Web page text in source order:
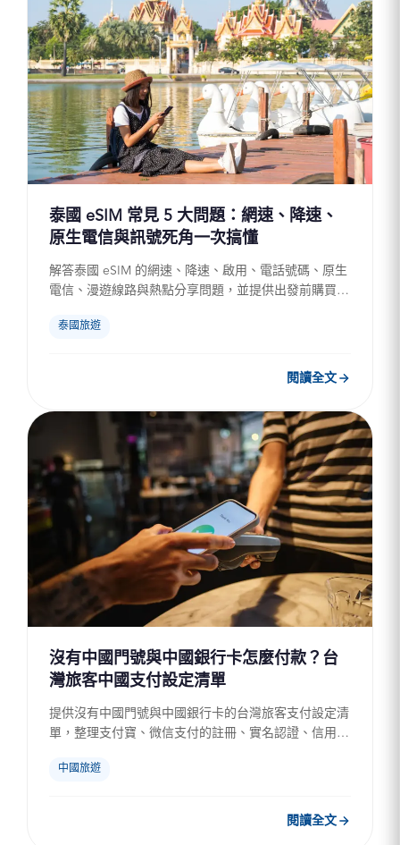
泰國 eSIM 常見 5 大問題：網速、降速、
原生電信與訊號死角一次搞懂
解答泰國 eSIM 的網速、降速、啟用、電話號碼、原生
電信、漫遊線路與熱點分享問題，並提供出發前購買與
挑選合適方...
泰國旅遊
閱讀全文
沒有中國門號與中國銀行卡怎麼付款？台
灣旅客中國支付設定清單
提供沒有中國門號與中國銀行卡的台灣旅客支付設定清
單，整理支付寶、微信支付的註冊、實名認證、信用卡
號驗證與查詢資訊...
中國旅遊
閱讀全文